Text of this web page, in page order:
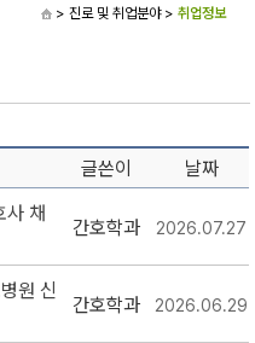
> 진로 및 취업분야> 취업정보
글쓴이 날짜
사 채
간호학과 2026.07.27
원 신
간호학과 2026.06.29